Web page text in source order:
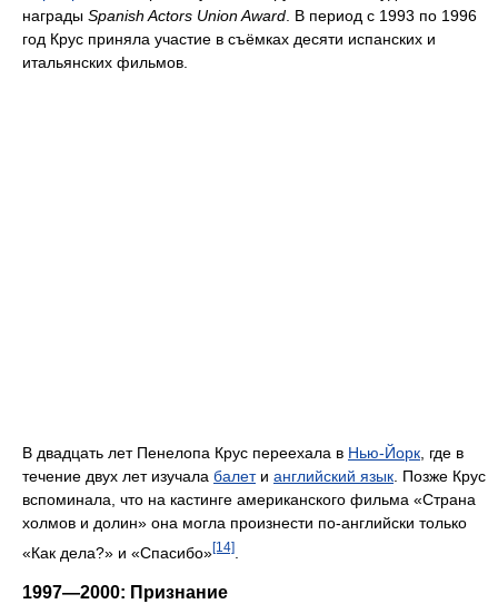
награды Spanish Actors Union Award . В период с 1993 по 1996
год Крус приняла участие в съёмках десяти испанских и
итальянских фильмов.
В двадцать лет Пенелопа Крус переехала в Нью-Йорк , где в
течение двух лет изучала балети английский язык . Позже Крус
вспоминала, что на кастинге американского фильма «Страна
холмов и долин» она могла произнести по-английски только
«Как дела?» и «Спасибо»[14]
1997—2000: Признание